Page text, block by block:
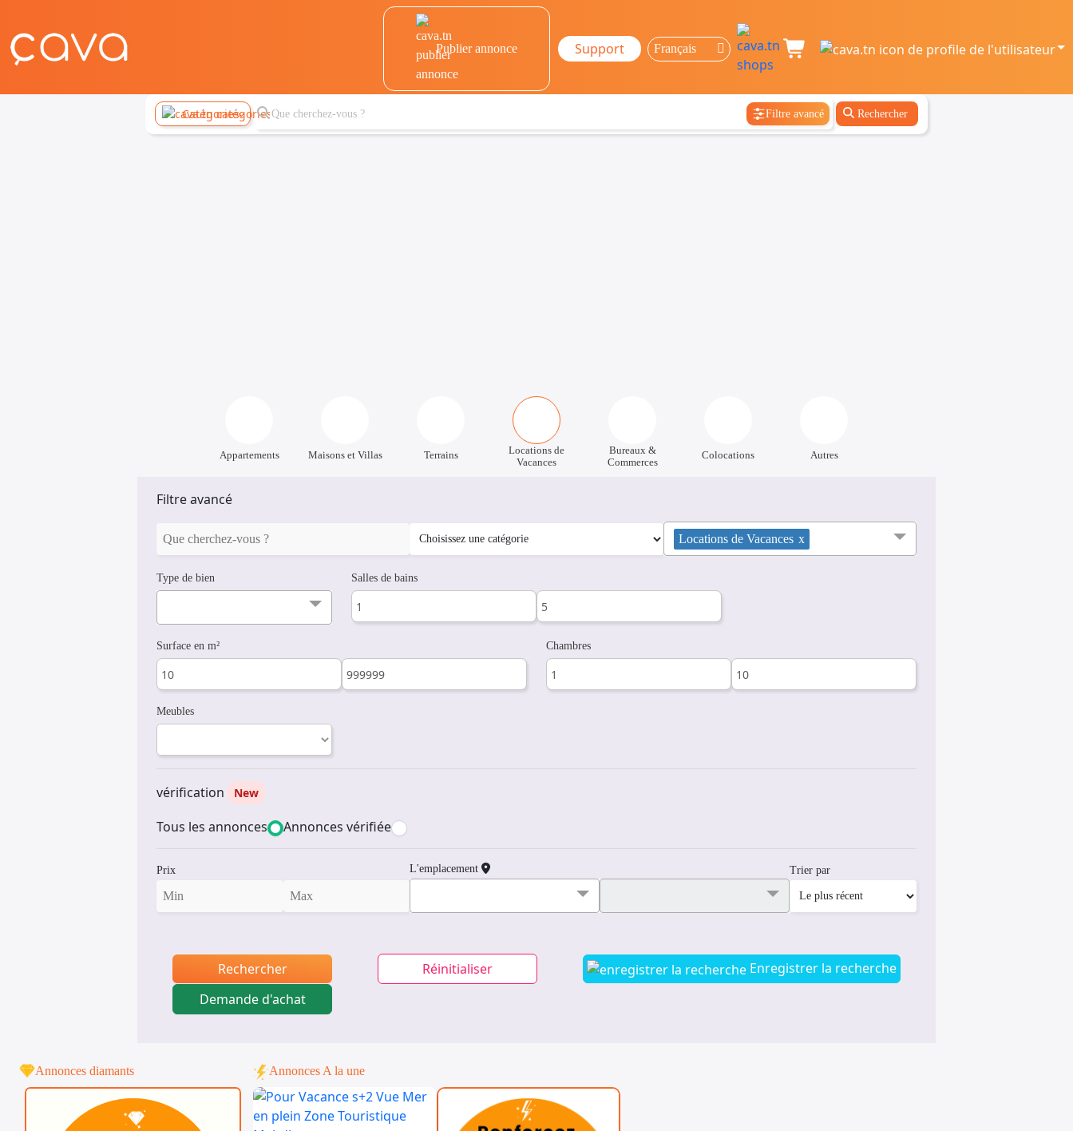
Publier annonce Support
Catégories Filtre avancé Rechercher
Appartements Maisons et Villas Terrains
Locations de
Vacances
Bureaux &
Commerces
Colocations Autres
Filtre avancé
Locations de Vacances x
Type de bien Salles de bains
Surface en m² Chambres
Meubles
vérification New
Tous les annonces Annonces vérifiée
Prix L'emplacement Trier par
Rechercher Réinitialiser
Enregistrer la recherche
Demande d'achat
Annonces diamants Annonces A la une